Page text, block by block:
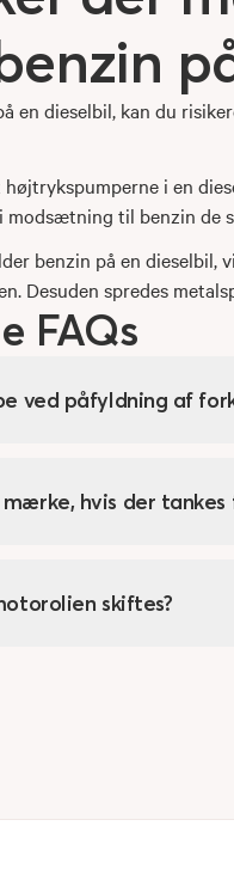
en dieselbil, kan du
højtrykspumperne i en
modsætning til benzin de
benzin på en
Desuden spredes
FAQs
ved påfyldning af
hvis der
skiftes?